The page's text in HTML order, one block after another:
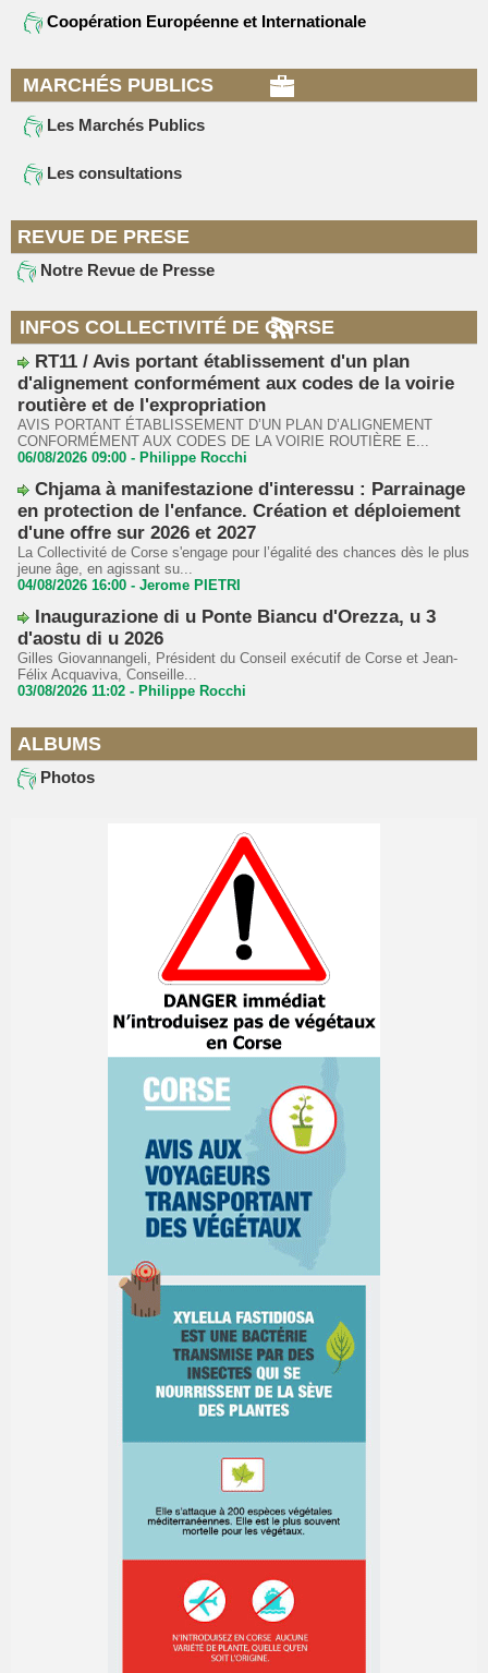
Coopération Européenne et Internationale
MARCHÉS PUBLICS
Les Marchés Publics
Les consultations
REVUE DE PRESE
Notre Revue de Presse
INFOS COLLECTIVITÉ DE CORSE
RT11 / Avis portant établissement d'un plan
d'alignement conformément aux codes de la voirie
routière et de l'expropriation
AVIS PORTANT ÉTABLISSEMENT D’UN PLAN D’ALIGNEMENT
CONFORMÉMENT AUX CODES DE LA VOIRIE ROUTIÈRE E...
06/08/2026 09:00 - Philippe Rocchi
Chjama à manifestazione d'interessu : Parrainage
en protection de l'enfance. Création et déploiement
d'une offre sur 2026 et 2027
La Collectivité de Corse s'engage pour l’égalité des chances dès le plus
jeune âge, en agissant su...
04/08/2026 16:00 - Jerome PIETRI
Inaugurazione di u Ponte Biancu d'Orezza, u 3
d'aostu di u 2026
Gilles Giovannangeli, Président du Conseil exécutif de Corse et Jean-
Félix Acquaviva, Conseille...
03/08/2026 11:02 - Philippe Rocchi
ALBUMS
Photos